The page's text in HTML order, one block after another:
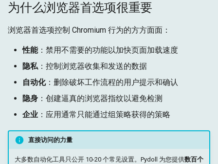
g
设置首选项
嵌套路径语法
实际用例
1. 性能优化
2. 隐私与反跟踪
目标
获取
运行时
存储
目标
为什么浏览器首选项很重要
浏览器首选项控制 Chromium 行为的方方面面：
性能：禁用不需要的功能以加快页面加载速度
隐私：控制浏览器收集和发送的数据
自动化：删除破坏工作流程的用户提示和确认
隐身 ：创建逼真的浏览器指纹以避免检测
企业 ：应用通常只能通过组策略获得的策略
直接访问的力量
大多数自动化工具只公开 10-20 个常见设置。Pydoll 为您提供数百个